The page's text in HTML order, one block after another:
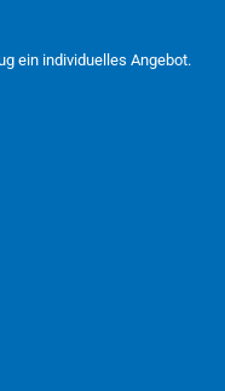
ein individuelles Angebot.